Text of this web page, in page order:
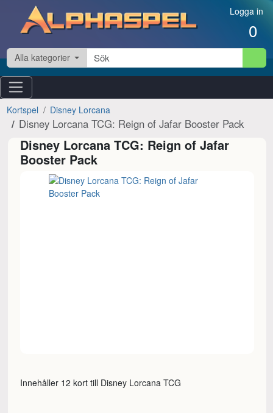
Hoppa till innehåll Logga in
0
Alla kategorier
Kortspel Disney Lorcana
Disney Lorcana TCG: Reign of Jafar Booster Pack
Disney Lorcana TCG: Reign of Jafar
Booster Pack
Innehåller 12 kort till Disney Lorcana TCG